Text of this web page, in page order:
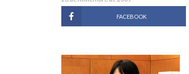
FACEBOOK